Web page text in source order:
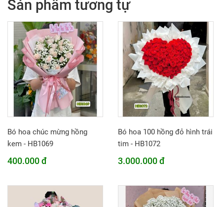
Sản phẩm tương tự
Bó hoa chúc mừng hồng
kem - HB1069
400.000 đ
Bó hoa 100 hồng đỏ hình trái
tim - HB1072
3.000.000 đ